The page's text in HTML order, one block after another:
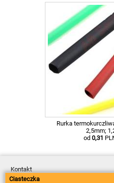
Rurka
2,5mm;
od 0,31
Kontakt
Dostawa
Ciasteczka